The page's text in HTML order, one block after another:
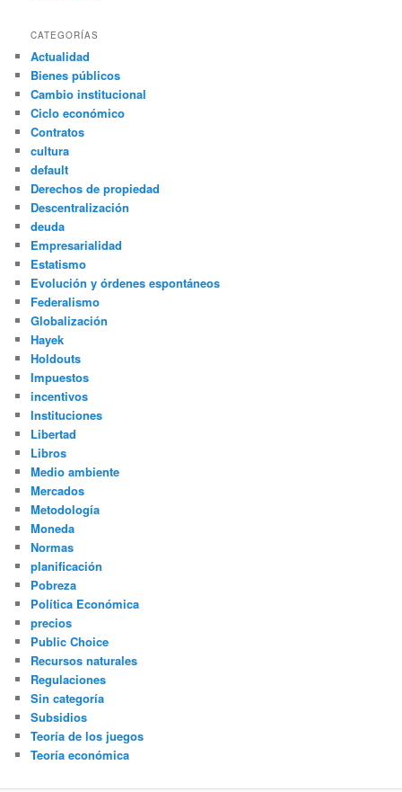
CATEGORÍAS
Actualidad
Bienes públicos
Cambio institucional
Ciclo económico
Contratos
cultura
default
Derechos de propiedad
Descentralización
deuda
Empresarialidad
Estatismo
Evolución y órdenes espontáneos
Federalismo
Globalización
Hayek
Holdouts
Impuestos
incentivos
Instituciones
Libertad
Libros
Medio ambiente
Mercados
Metodología
Moneda
Normas
planificación
Pobreza
Política Económica
precios
Public Choice
Recursos naturales
Regulaciones
Sin categoría
Subsidios
Teoría de los juegos
Teoría económica